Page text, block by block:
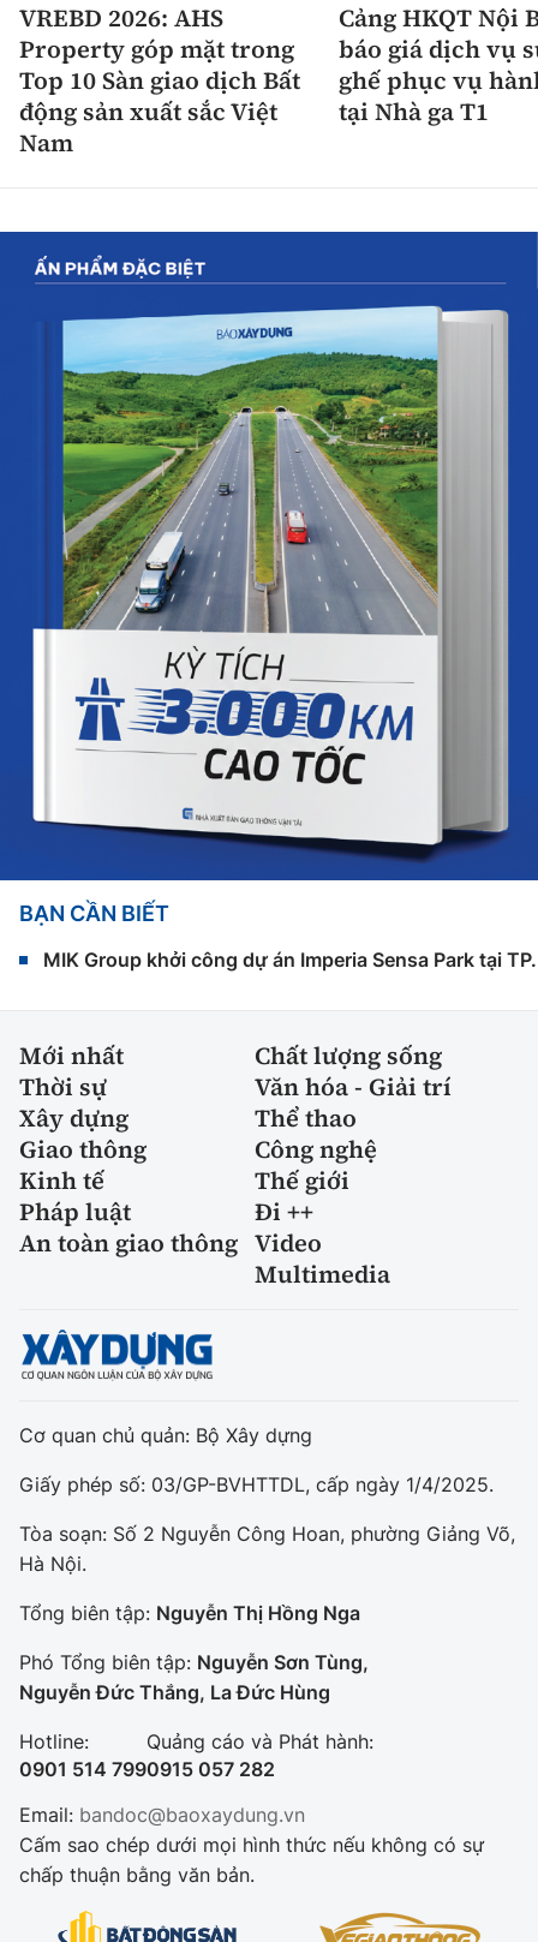
VREBD 2026: AHS
Property góp mặt trong
Top 10 Sàn giao dịch Bất
động sản xuất sắc Việt
Nam
Cảng HKQT Nội
báo giá dịch vụ
ghế phục vụ
tại Nhà ga T1
BẠN CẦN BIẾT
MIK Group khởi công dự án Imperia Sensa Park tại
Mới nhất
Chất lượng sống
Thời sự
Văn hóa - Giải trí
Xây dựng
Thể thao
Giao thông
Công nghệ
Kinh tế
Thế giới
Pháp luật
Đi ++
An toàn giao thông Video
Multimedia
Cơ quan chủ quản: Bộ Xây dựng
Giấy phép số: 03/GP-BVHTTDL, cấp ngày 1/4/2025.
Tòa soạn: Số 2 Nguyễn Công Hoan, phường Giảng Võ,
Hà Nội.
Tổng biên tập: Nguyễn Thị Hồng Nga
Phó Tổng biên tập: Nguyễn Sơn Tùng,
Nguyễn Đức Thắng, La Đức Hùng
Hotline:
0901 514 799
Quảng cáo và Phát hành:
0915 057 282
Email: bandoc@baoxaydung.vn
Cấm sao chép dưới mọi hình thức nếu không có sự
chấp thuận bằng văn bản.